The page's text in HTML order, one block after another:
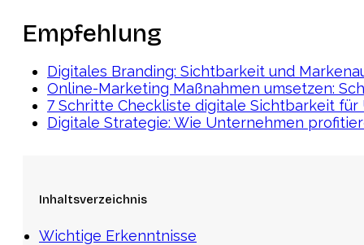
Empfehlung
Digitales Branding: Sichtbarkeit und
Online-Marketing Maßnahmen umsetzen:
7 Schritte Checkliste digitale Sichtbarkeit
Digitale Strategie: Wie Unternehmen
Inhaltsverzeichnis
Wichtige Erkenntnisse